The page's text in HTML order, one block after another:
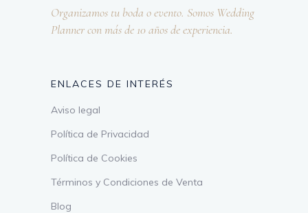
Organizamos tu boda o evento. Somos Wedding
Planner con más de 10 años de experiencia.
ENLACES DE INTERÉS
Aviso legal
Política de Privacidad
Política de Cookies
Términos y Condiciones de Venta
Blog